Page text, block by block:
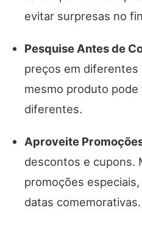
evitar surpresas no
Pesquise Antes de
preços em diferentes
mesmo produto
diferentes.
Aproveite
descontos e cupons.
promoções
datas comemorativas.